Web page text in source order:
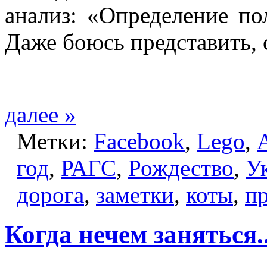
анализ: «Определение
Даже боюсь представить,
далее »
Метки: Facebook, Lego,
год, РАГС, Рождество,
дорога, заметки, коты,
Когда нечем